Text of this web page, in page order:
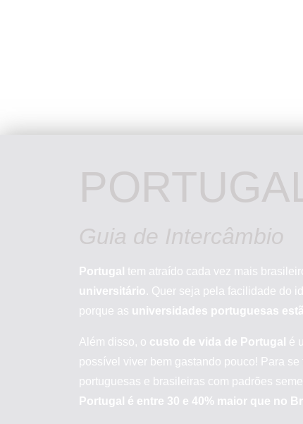
Guia de Intercâmbio
Portugal tem atraído cada vez mais
universitário. Quer seja pela facilidade do
porque as universidades portuguesas
Além disso, o custo de vida de Portugal é
possível viver bem gastando pouco! Para
portuguesas e brasileiras com padrões
Portugal é entre 30 e 40% maior que no